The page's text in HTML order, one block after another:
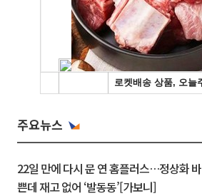
주요뉴스
22일 만에 다시 문 연 홈플러스…정상화 바
쁜데 재고 없어 ‘발동동’[가보니]